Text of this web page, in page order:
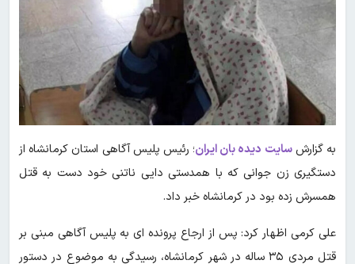
به گزارشسایت دیده بان ایران؛ رئیس پلیس آگاهی استان کرمانشاه از
دستگیری زن جوانی که با همدستی دایی ناتنی خود دست به قتل
همسرش زده بود در کرمانشاه خبر داد.
علی کرمی اظهار کرد: پس از ارجاع پرونده ای به پلیس آگاهی مبنی بر
قتل مردی ۳۵ ساله در شهر کرمانشاه، رسیدگی به موضوع در دستور